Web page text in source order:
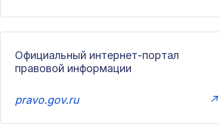
Официальный интернет-портал
правовой информации
pravo.gov.ru ↗